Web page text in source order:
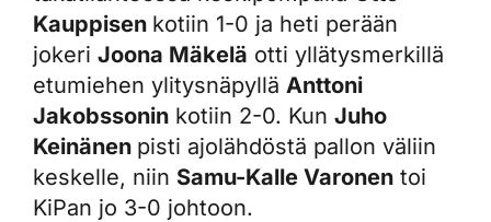
Kauppisen kotiin 1-0 ja heti perään
jokeri Joona Mäkelä otti yllätysmerkillä
etumiehen ylitysnäpyllä Anttoni
Jakobssonin kotiin 2-0. Kun Juho
Keinänen pisti ajolähdöstä pallon väliin
keskelle, niin Samu-Kalle Varonen toi
KiPan jo 3-0 johtoon.